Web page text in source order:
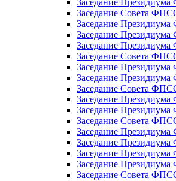
Заседание Совета
Заседание
Заседание
Заседание
Заседание Совета
Заседание
Заседание
Заседание Совета
Заседание
Заседание
Заседание Совета
Заседание
Заседание
Заседание
Заседание
Заседание Совета